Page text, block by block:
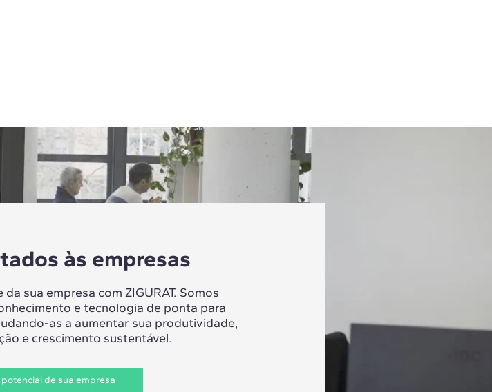
às empresas
sua empresa com ZIGURAT. Somos
e tecnologia de ponta para
as a aumentar sua produtividade,
e crescimento sustentável.
potencial de sua empresa